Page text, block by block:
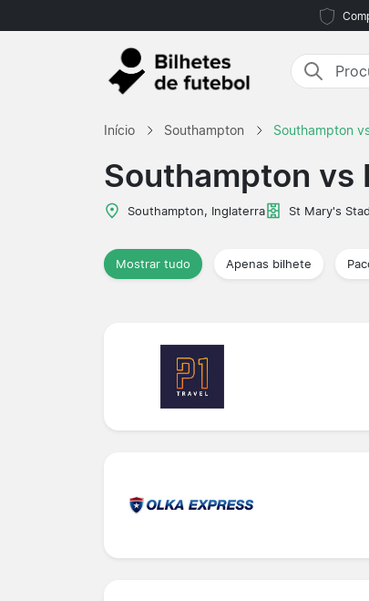
Início Southampton Southampton
Southampton vs
Southampton, Inglaterra St Mary's
Mostrar tudo Apenas bilhete